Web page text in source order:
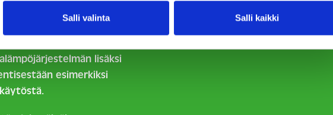
Salli valinta Salli kaikki
lisäksi
esimerkiksi